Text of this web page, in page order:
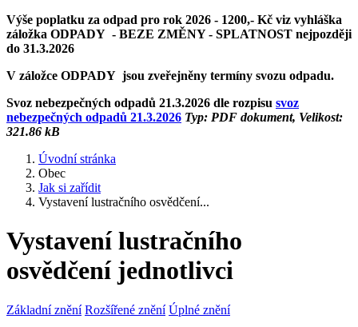
Výše poplatku za odpad pro rok 2026 - 1200,- Kč viz vyhláška
záložka ODPADY - BEZE ZMĚNY - SPLATNOST nejpozději
do 31.3.2026
V záložce ODPADY jsou zveřejněny termíny svozu odpadu.
Svoz nebezpečných odpadů 21.3.2026 dle rozpisu svoz
nebezpečných odpadů 21.3.2026 Typ: PDF dokument, Velikost:
321.86 kB
Úvodní stránka
Obec
Jak si zařídit
Vystavení lustračního osvědčení...
Vystavení lustračního
osvědčení jednotlivci
Základní znění Rozšířené znění Úplné znění